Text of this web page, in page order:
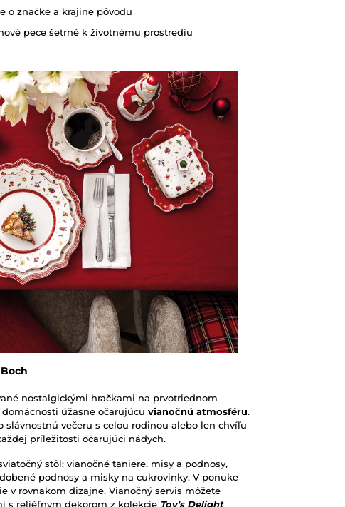
o značke a krajine pôvodu
pece šetrné k životnému prostrediu
nostalgickými hračkami na prvotriednom
úžasne očarujúcu vianočnú atmosféru.
večeru s celou rodinou alebo len chvíľu
príležitosti očarujúci nádych.
stôl: vianočné taniere, misy a podnosy,
podnosy a misky na cukrovinky. V ponuke
v rovnakom dizajne. Vianočný servis môžete
s reliéfnym dekorom z kolekcie Toy's Delight